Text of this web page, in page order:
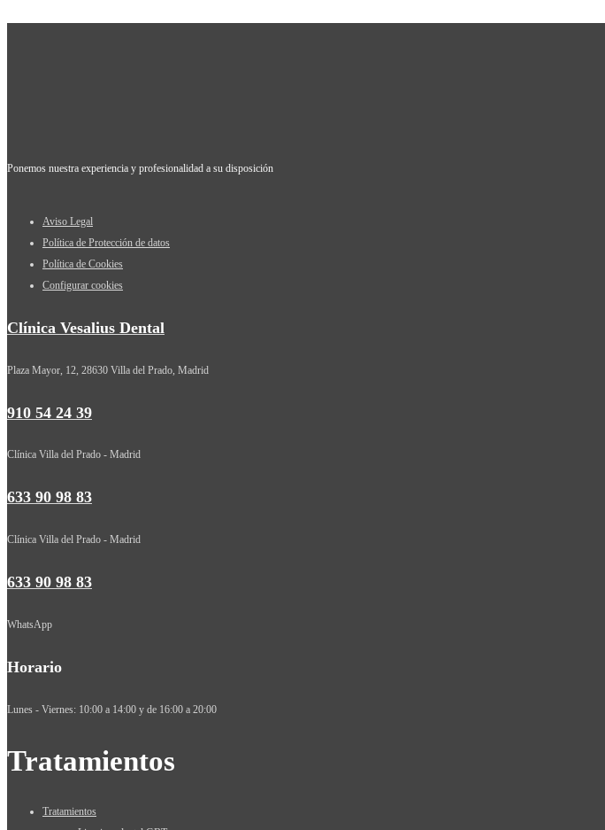
Ponemos nuestra experiencia y profesionalidad a su disposición
Aviso Legal
Política de Protección de datos
Política de Cookies
Configurar cookies
Clínica Vesalius Dental
Plaza Mayor, 12, 28630 Villa del Prado, Madrid
910 54 24 39
Clínica Villa del Prado - Madrid
633 90 98 83
Clínica Villa del Prado - Madrid
633 90 98 83
WhatsApp
Horario
Lunes - Viernes: 10:00 a 14:00 y de 16:00 a 20:00
Tratamientos
Tratamientos